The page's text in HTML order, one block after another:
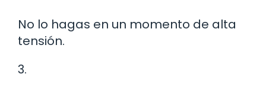
No lo hagas en un momento de alta
tensión.
3.